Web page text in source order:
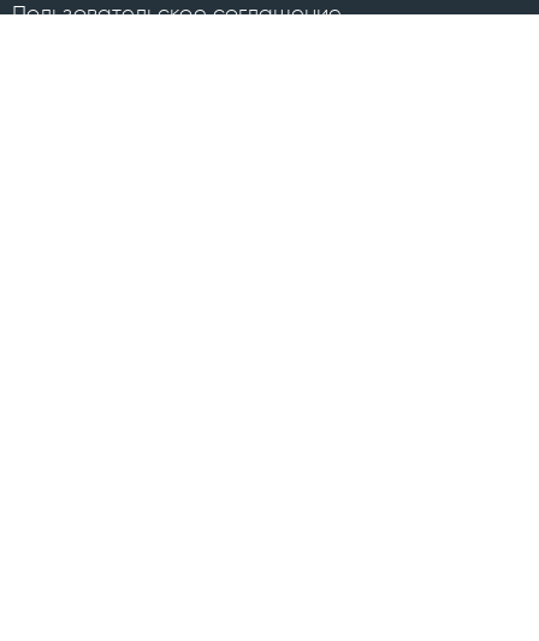
Пользовательское соглашение